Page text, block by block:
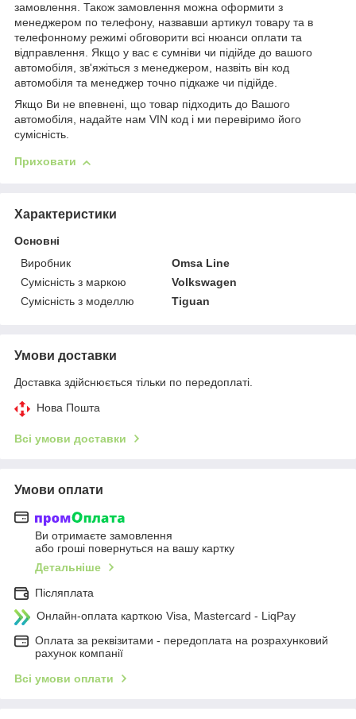
замовлення. Також замовлення можна оформити з
менеджером по телефону, назвавши артикул товару та в
телефонному режимі обговорити всі нюанси оплати та
відправлення. Якщо у вас є сумніви чи підійде до вашого
автомобіля, зв'яжіться з менеджером, назвіть він код
автомобіля та менеджер точно підкаже чи підійде.
Якщо Ви не впевнені, що товар підходить до Вашого
автомобіля, надайте нам VIN код і ми перевіримо його
сумісність.
Приховати
Характеристики
Основні
Виробник
Omsa Line
Сумісність з маркою
Volkswagen
Сумісність з моделлю
Tiguan
Умови доставки
Доставка здійснюється тільки по передоплаті.
Нова Пошта
Всі умови доставки
Умови оплати
Ви отримаєте замовлення
або гроші повернуться на вашу картку
Детальніше
Післяплата
Онлайн-оплата карткою Visa, Mastercard - LiqPay
Оплата за реквізитами - передоплата на розрахунковий
рахунок компанії
Всі умови оплати